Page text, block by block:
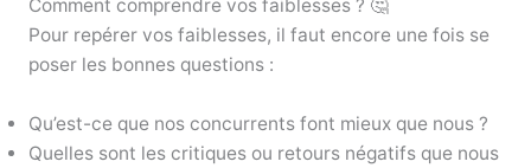
Comment comprendre vos faiblesses ? 🤔
Pour repérer vos faiblesses, il faut encore une fois se
poser les bonnes questions :
Qu’est-ce que nos concurrents font mieux que nous ?
Quelles sont les critiques ou retours négatifs que nous